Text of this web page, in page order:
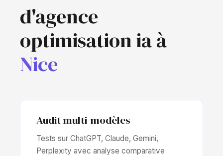
d'agence
optimisation ia à
Nice
Audit multi-modèles
Tests sur ChatGPT, Claude, Gemini,
Perplexity avec analyse comparative